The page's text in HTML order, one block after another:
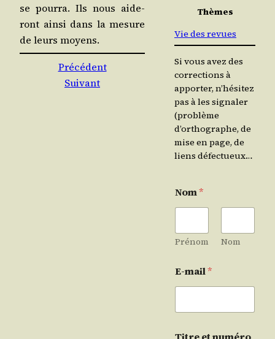
se pour­ra. Ils nous aide­
ront ain­si dans la mesure
de leurs moyens.
Précédent
Suivant
Thèmes
Vie des revues
Si vous avez des
corrections à
apporter, n’hésitez
pas à les signaler
(problème
d’orthographe, de
mise en page, de
liens défectueux…
Nom*
Prénom Nom
E-mail*